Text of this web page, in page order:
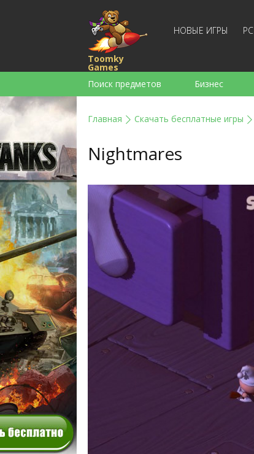
Toomky
Games
НОВЫЕ ИГРЫ PC
Поиск предметов Бизнес
Слова
Главная Скачать бесплатные игры
Nightmares